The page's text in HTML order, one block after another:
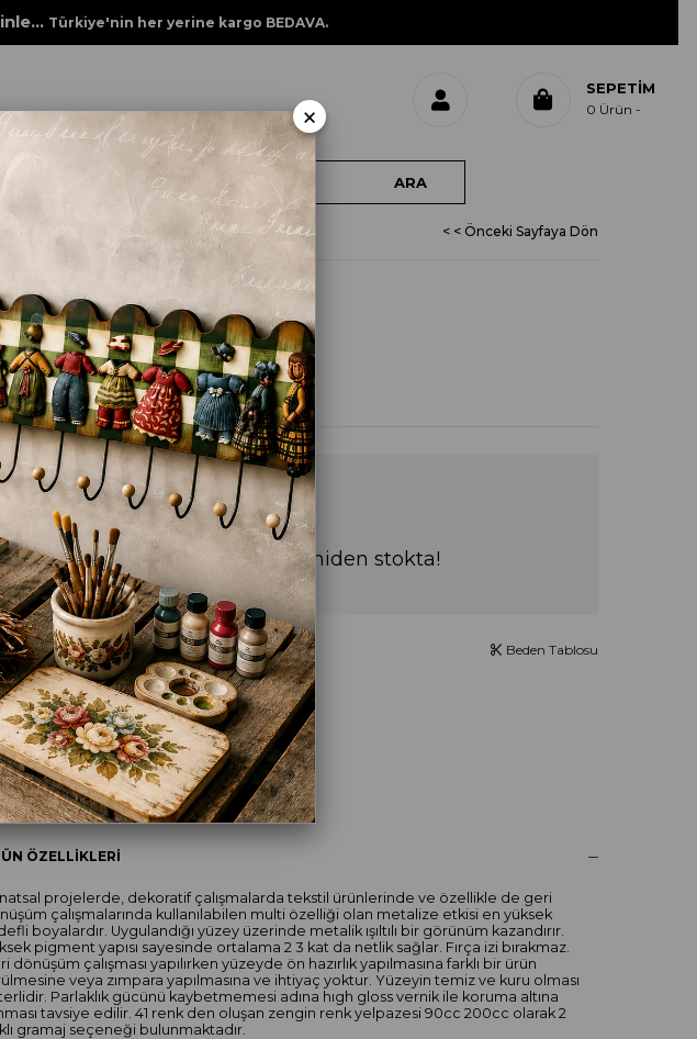
Türkiye'nin her yerine kargo BEDAVA.
SEPETIM
0 Ürün
< < Önceki Sayfaya Dön
METALİK 2542
TAŞ GRİ
En kısa sürede yeniden stokta!
GRİ
Beden Tablosu
TAVSIYE ET YORUM YAZ
ÖZELLIKLERI
projelerde, dekoratif çalışmalarda tekstil ürünlerinde ve özellikle de geri
çalışmalarında kullanılabilen multi özelliği olan metalize etkisi en yüksek
boyalardır. Uygulandığı yüzey üzerinde metalik ışıltılı bir görünüm kazandırır.
pigment yapısı sayesinde ortalama 2 3 kat da netlik sağlar. Fırça izi bırakmaz.
dönüşüm çalışması yapılırken yüzeyde ön hazırlık yapılmasına farklı bir ürün
veya zımpara yapılmasına ve ihtiyaç yoktur. Yüzeyin temiz ve kuru olması
Parlaklık gücünü kaybetmemesi adına hıgh gloss vernik ile koruma altına
tavsiye edilir. 41 renk den oluşan zengin renk yelpazesi 90cc 200cc olarak 2
gramaj seçeneği bulunmaktadır.
×